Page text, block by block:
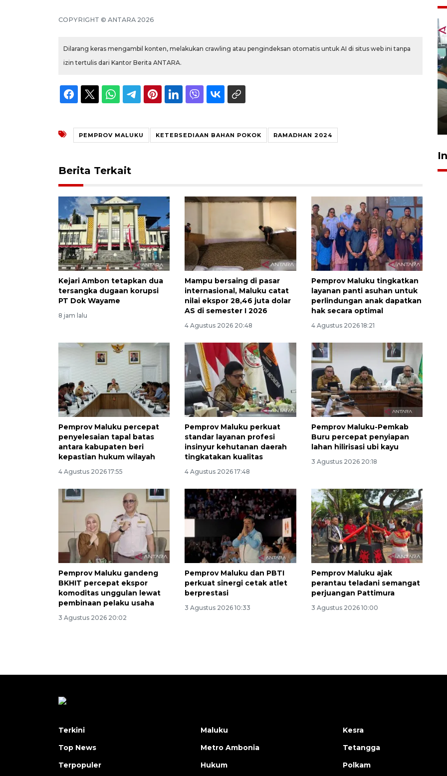
COPYRIGHT © ANTARA 2026
Dilarang keras mengambil konten, melakukan crawling atau pengindeksan otomatis untuk AI di situs web ini tanpa
izin tertulis dari Kantor Berita ANTARA.
PEMPROV MALUKU KETERSEDIAAN BAHAN POKOK RAMADHAN 2024
Berita Terkait
Kejari Ambon tetapkan dua
tersangka dugaan korupsi
PT Dok Wayame
8 jam lalu
Mampu bersaing di pasar
internasional, Maluku catat
nilai ekspor 28,46 juta dolar
AS di semester I 2026
4 Agustus 2026 20:48
Pemprov Maluku tingkatkan
layanan panti asuhan untuk
perlindungan anak dapatkan
hak secara optimal
4 Agustus 2026 18:21
Pemprov Maluku percepat
penyelesaian tapal batas
antara kabupaten beri
kepastian hukum wilayah
4 Agustus 2026 17:55
Pemprov Maluku perkuat
standar layanan profesi
insinyur kehutanan daerah
tingkatakan kualitas
4 Agustus 2026 17:48
Pemprov Maluku-Pemkab
Buru percepat penyiapan
lahan hilirisasi ubi kayu
3 Agustus 2026 20:18
Pemprov Maluku gandeng
BKHIT percepat ekspor
komoditas unggulan lewat
pembinaan pelaku usaha
3 Agustus 2026 20:02
Pemprov Maluku dan PBTI
perkuat sinergi cetak atlet
berprestasi
3 Agustus 2026 10:33
Pemprov Maluku ajak
perantau teladani semangat
perjuangan Pattimura
3 Agustus 2026 10:00
Sinyal positif perekonomian
2026-08-05 15:00:00
Terkini
Top News
Terpopuler
Maluku
Metro Ambonia
Hukum
Kesra
Tetangga
Polkam